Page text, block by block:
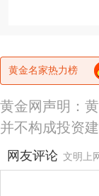
黄金名家热力榜
黄金网声明：
并不构成投资
网友评论 文明上